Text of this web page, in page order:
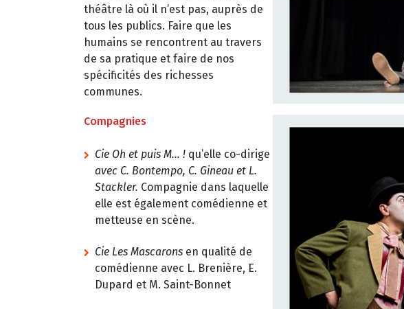
théâtre là où il n’est pas, auprès de
tous les publics. Faire que les
humains se rencontrent au travers
de sa pratique et faire de nos
spécificités des richesses
communes.
Compagnies
Cie Oh et puis M… ! qu’elle co-dirige
avec C. Bontempo, C. Gineau et L.
Stackler. Compagnie dans laquelle
elle est également comédienne et
metteuse en scène.
Cie Les Mascarons en qualité de
comédienne avec L. Brenière, E.
Dupard et M. Saint-Bonnet